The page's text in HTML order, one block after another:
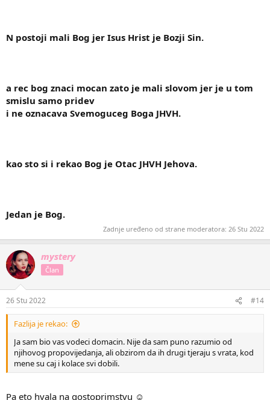
N postoji mali Bog jer Isus Hrist je Bozji Sin.
a rec bog znaci mocan zato je mali slovom jer je u tom
smislu samo pridev
i ne oznacava Svemoguceg Boga JHVH.
kao sto si i rekao Bog je Otac JHVH Jehova.
Jedan je Bog.
Zadnje uređeno od strane moderatora: 26 Stu 2022
mystery
Član
26 Stu 2022 #14
Fazlija je rekao:
Ja sam bio vas vodeci domacin. Nije da sam puno razumio od
njihovog propovijedanja, ali obzirom da ih drugi tjeraju s vrata, kod
mene su caj i kolace svi dobili.
Pa eto hvala na gostoprimstvu ☺